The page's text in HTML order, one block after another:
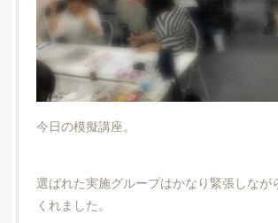
今日の模擬講座。
選ばれた実施グループはかなり緊張しなが
くれました。